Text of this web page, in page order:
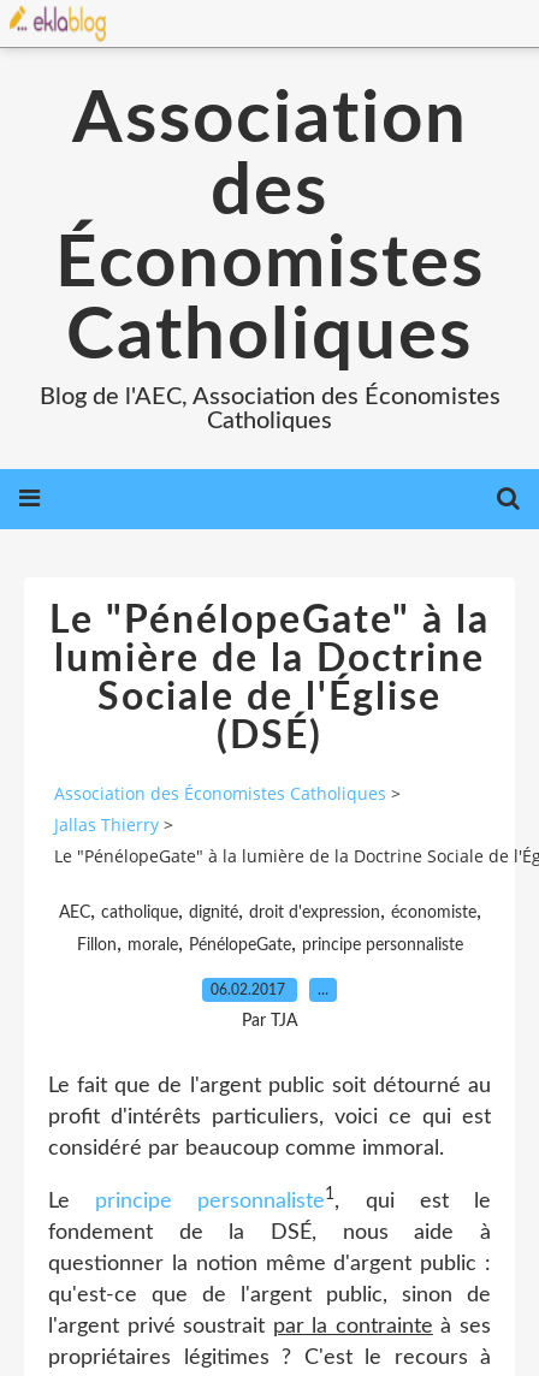
Association
des
Économistes
Catholiques
Blog de l'AEC, Association des Économistes
Catholiques
Le "PénélopeGate" à la
lumière de la Doctrine
Sociale de l'Église
(DSÉ)
Association des Économistes Catholiques >
Jallas Thierry >
Le "PénélopeGate" à la lumière de la Doctrine Sociale de
AEC, catholique, dignité, droit d'expression, économiste,
Fillon, morale, PénélopeGate, principe personnaliste
06.02.2017 …
Par TJA
Le fait que de l'argent public soit détourné au
profit d'intérêts particuliers, voici ce qui est
considéré par beaucoup comme immoral.
Le principe personnaliste1, qui est le
fondement de la DSÉ, nous aide à
questionner la notion même d'argent public :
qu'est-ce que de l'argent public, sinon de
l'argent privé soustrait par la contrainte à ses
propriétaires légitimes ? C'est le recours à